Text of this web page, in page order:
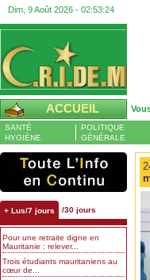
Dim, 9 Août 2026 - 02:53:25
ACCUEIL
SANTÉ
HYGIÈNE
POLITIQUE
GÉNÉRALE
+ Lus/7 jours /30 jours
Pour une retraite digne en
Mauritanie : relever...
Trois étudiants mauritaniens au
cœur de...